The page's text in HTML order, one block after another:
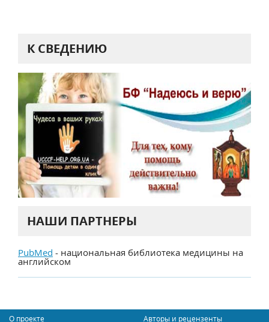
К СВЕДЕНИЮ
НАШИ ПАРТНЕРЫ
PubMed - национальная библиотека медицины на
английском
О проекте Авторы и рецензенты